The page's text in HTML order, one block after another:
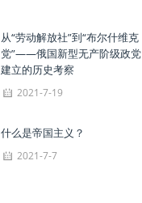
从“劳动解放社”到“布尔什维克
党”——俄国新型无产阶级政党
建立的历史考察
2021-7-19
什么是帝国主义？
2021-7-7